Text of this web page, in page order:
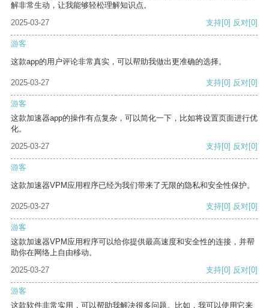
解非常生动，让我能够轻松理解知识点。
2025-03-27
支持[0] 反对[0]
游客
这款app的用户评论非常真实，可以帮助我做出更准确的选择。
2025-03-27 支持[0] 反对[0]
游客
这款加速器app的操作有点复杂，可以简化一下，比如将设置页面进行优
化。
2025-03-27
支持[0] 反对[0]
游客
这款加速器VPM应用程序已经为我们带来了无限的隐私和安全性保护。
2025-03-27 支持[0] 反对[0]
游客
这款加速器VPM应用程序可以给你提供最高速度和安全性的连接，并帮
助你在网络上自由移动。
2025-03-27
支持[0] 反对[0]
游客
这款软件非常实用，可以帮助我解决很多问题。比如，我可以使用它来